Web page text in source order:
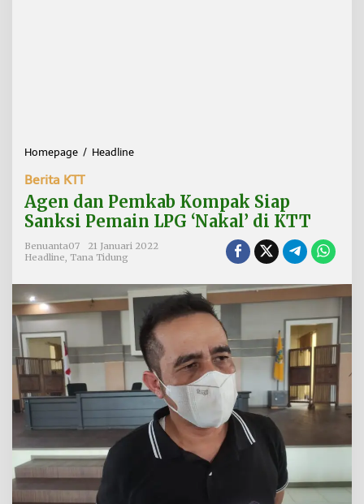
Homepage / Headline
n
d
a
m
k
b
K
o
m
p
a
S
Berita KTT
Agen dan Pemkab Kompak Siap
Sanksi Pemain LPG ‘Nakal’ di KTT
Benuanta07
21 Januari 2022
Headline Tana Tidung